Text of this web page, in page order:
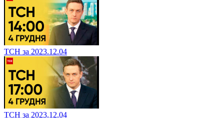
ТСН за 2023.12.06
ТСН за 2023.12.04